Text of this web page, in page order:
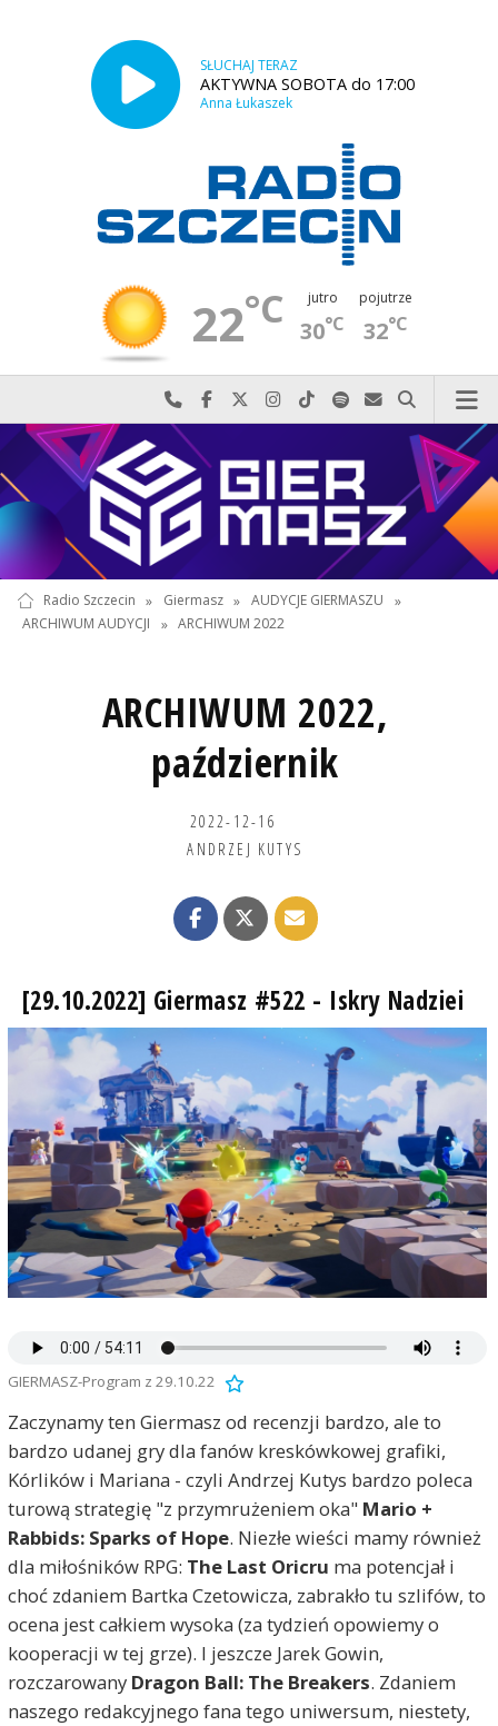
SŁUCHAJ TERAZ
AKTYWNA SOBOTA do 17:00
Anna Łukaszek
22°C jutro
30°C
pojutrze
32°C
Najlepiej po prostu do nas zadzwoń
Odwiedź nas na Facebook-u
Odwiedź nas na X
Odwiedź nas na Instagram-ie
Odwiedź nas na TikTok-u
Szukaj nas na Spotify
Wyślij do nas
Szukaj
Radio Szczecin » Giermasz » AUDYCJE GIERMASZU
»
ARCHIWUM AUDYCJI
» ARCHIWUM 2022
ARCHIWUM 2022,
październik
2022-12-16
ANDRZEJ KUTYS
[29.10.2022] Giermasz #522 - Iskry Nadziei
GIERMASZ-Program z 29.10.22
Zaczynamy ten Giermasz od recenzji bardzo, ale to
bardzo udanej gry dla fanów kreskówkowej grafiki,
Kórlików i Mariana - czyli Andrzej Kutys bardzo poleca
turową strategię "z przymrużeniem oka" Mario +
Rabbids: Sparks of Hope. Niezłe wieści mamy również
dla miłośników RPG: The Last Oricru ma potencjał i
choć zdaniem Bartka Czetowicza, zabrakło tu szlifów, to
ocena jest całkiem wysoka (za tydzień opowiemy o
kooperacji w tej grze). I jeszcze Jarek Gowin,
rozczarowany Dragon Ball: The Breakers. Zdaniem
naszego redakcyjnego fana tego uniwersum, niestety,